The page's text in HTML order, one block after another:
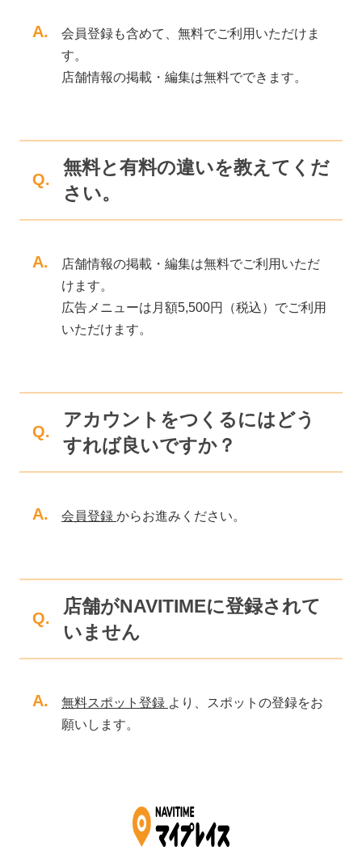
A.
会員登録も含めて、無料でご利用いただけま
す。
店舗情報の掲載・編集は無料でできます。
Q.
無料と有料の違いを教えてくだ
さい。
A.
店舗情報の掲載・編集は無料でご利用いただ
けます。
広告メニューは月額5,500円（税込）でご利用
いただけます。
Q.
アカウントをつくるにはどう
すれば良いですか？
A. 会員登録 からお進みください。
Q.
店舗がNAVITIMEに登録されて
いません
A. 無料スポット登録 より、スポットの登録をお
願いします。